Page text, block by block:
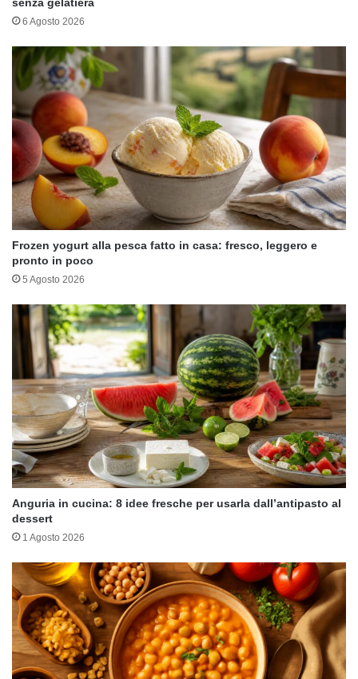
6 Agosto 2026
Frozen yogurt alla pesca fatto in casa: fresco, leggero e
pronto in poco
5 Agosto 2026
Anguria in cucina: 8 idee fresche per usarla dall’antipasto al
dessert
1 Agosto 2026